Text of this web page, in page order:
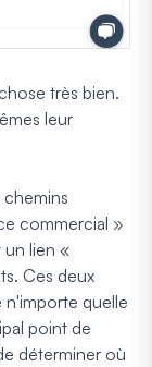
très bien.
leur
commercial »
un lien «
Ces deux
quelle
point de
déterminer où